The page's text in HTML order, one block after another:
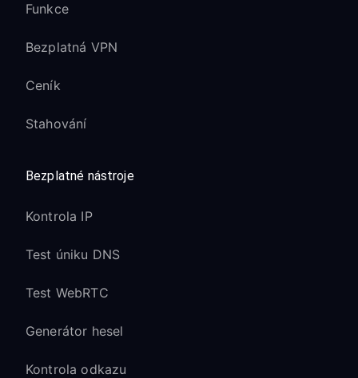
Funkce
Bezplatná VPN
Ceník
Stahování
Bezplatné nástroje
Kontrola IP
Test úniku DNS
Test WebRTC
Generátor hesel
Kontrola odkazu